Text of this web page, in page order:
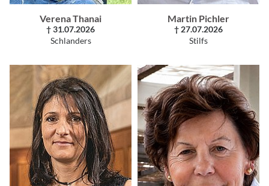
Verena Thanai
† 31.07.2026
Schlanders
Martin Pichler
† 27.07.2026
Stilfs